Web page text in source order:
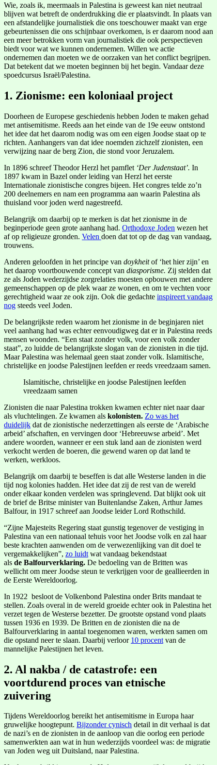
Wie, zoals ik, meermaals in Palestina is geweest kan niet neutraal
blijven wat betreft de onderdrukking die er plaatsvindt. In plaats van
een afstandelijke journalistiek die ons toeschouwer maakt van erge
gebeurtenissen die ons schijnbaar overkomen, is er daarom nood aan
een meer betrokken vorm van journalistiek die ook perspectieven
biedt voor wat we kunnen ondernemen. Willen we actie
ondernemen dan moeten we de oorzaken van het conflict begrijpen.
Dat betekent dat we moeten beginnen bij het begin. Vandaar deze
spoedcursus Israël/Palestina.
1. Zionisme: een koloniaal project
Doorheen de Europese geschiedenis hebben Joden te maken gehad
met antisemitisme. Reeds aan het einde van de 19e eeuw ontstond
het idee dat het daarom nodig was om een eigen Joodse staat op te
richten. Aanhangers van dat idee noemden zichzelf zionisten, een
verwijzing naar de berg Zion, die stond voor Jeruzalem.
In 1896 schreef Theodor Herzl het pamflet ‘Der Judenstaat’. In
1897 kwam in Bazel onder leiding van Herzl het eerste
Internationale zionistische congres bijeen. Het congres telde zo’n
200 deelnemers en nam een programma aan waarin Palestina als
thuisland voor joden werd nagestreefd.
Belangrijk om daarbij op te merken is dat het zionisme in de
beginperiode geen grote aanhang had. Orthodoxe Joden wezen het
af op religieuze gronden. Velen doen dat tot op de dag van vandaag,
trouwens.
Anderen geloofden in het principe van doykheitof ‘het hier zijn’ en
het daarop voortbouwende concept van diasporisme. Zij stelden dat
ze als Joden wederzijdse zorgrelaties moesten opbouwen met andere
gemeenschappen op de plek waar ze wonen, en om te vechten voor
gerechtigheid waar ze ook zijn. Ook die gedachte inspireert vandaag
nog steeds veel Joden.
De belangrijkste reden waarom het zionisme in de beginjaren niet
veel aanhang had was echter eenvoudigweg dat er in Palestina reeds
mensen woonden. “Een staat zonder volk, voor een volk zonder
staat”, zo luidde de belangrijkste slogan van de zionisten in die tijd.
Maar Palestina was helemaal geen staat zonder volk. Islamitische,
christelijke en joodse Palestijnen leefden er reeds vreedzaam samen.
Islamitische, christelijke en joodse Palestijnen leefden
vreedzaam samen
Zionisten die naar Palestina trokken kwamen echter niet naar daar
als vluchtelingen. Ze kwamen als kolonisten. Zo was het
duidelijk dat de zionistische nederzettingen als eerste de ‘Arabische
arbeid’ afschaften, en vervingen door ‘Hebreeuwse arbeid’. Met
andere woorden, wanneer er een stuk land aan de zionisten werd
verkocht werden de boeren, die gewend waren op dat land te
werken, werkloos.
Belangrijk om daarbij te beseffen is dat alle Westerse landen in die
tijd nog kolonies hadden. Het idee dat zij de rest van de wereld
onder elkaar konden verdelen was springlevend. Dat blijkt ook uit
de brief de Britse minister van Buitenlandse Zaken, Arthur James
Balfour, in 1917 schreef aan Joodse leider Lord Rothschild.
“Zijne Majesteits Regering staat gunstig tegenover de vestiging in
Palestina van een nationaal tehuis voor het Joodse volk en zal haar
beste krachten aanwenden om de verwezenlijking van dit doel te
vergemakkelijken”, zo luidt wat vandaag bekendstaat
als de Balfourverklaring. De bedoeling van de Britten was
wellicht om meer Joodse steun te verkrijgen voor de geallieerden in
de Eerste Wereldoorlog.
In 1922 besloot de Volkenbond Palestina onder Brits mandaat te
stellen. Zoals overal in de wereld groeide echter ook in Palestina het
verzet tegen de Westerse bezetter. De grootste opstand vond plaats
tussen 1936 en 1939. De Britten en de zionisten die na de
Balfourverklaring in aantal toegenomen waren, werkten samen om
die opstand neer te slaan. Daarbij verloor 10 procent van de
mannelijke Palestijnen het leven.
2. Al nakba / de catastrofe: een
voortdurend proces van etnische
zuivering
Tijdens Wereldoorlog bereikt het antisemitisme in Europa haar
gruwelijke hoogtepunt. Bijzonder cynisch detail in dit verhaal is dat
de nazi’s en de zionisten in de aanloop van die oorlog een periode
samenwerkten aan wat in hun wederzijds voordeel was: de migratie
van Joden weg uit Duitsland, naar Palestina.